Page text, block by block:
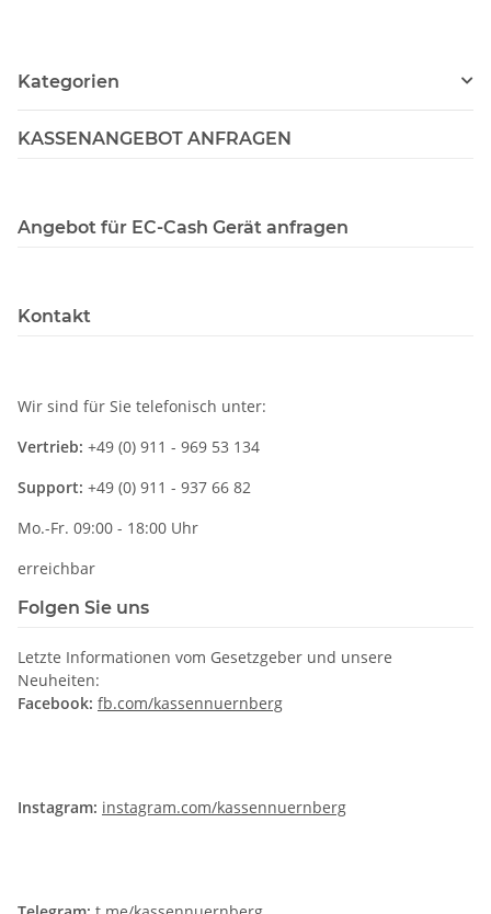
Kategorien
KASSENANGEBOT ANFRAGEN
Angebot für EC-Cash Gerät anfragen
Kontakt
Wir sind für Sie telefonisch unter:
Vertrieb: +49 (0) 911 - 969 53 134
Support: +49 (0) 911 - 937 66 82
Mo.-Fr. 09:00 - 18:00 Uhr
erreichbar
Folgen Sie uns
Letzte Informationen vom Gesetzgeber und unsere
Neuheiten:
Facebook: fb.com/kassennuernberg
Instagram: instagram.com/kassennuernberg